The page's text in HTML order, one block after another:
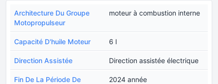
Architecture Du Groupe
Motopropulseur
moteur à combustion interne
Capacité D'huile Moteur 6 l
Direction Assistée Direction assistée électrique
Fin De La Période De
2024 année